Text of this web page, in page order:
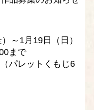
～1月19日（日）
まで
パレットくもじ6